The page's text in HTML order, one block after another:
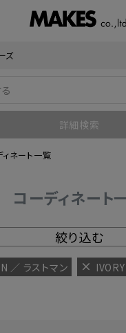
ズ
詳細検索
ィネート一覧
コーディネート
絞り込む
／ ラストマン IVORY